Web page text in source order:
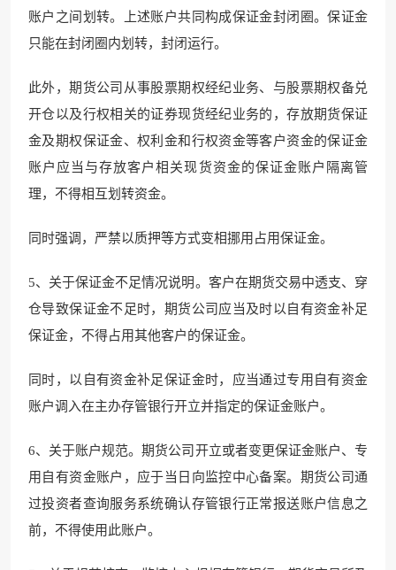
账户之间划转。上述账户共同构成保证金封闭圈。保证金
只能在封闭圈内划转，封闭运行。
此外，期货公司从事股票期权经纪业务、与股票期权备兑
开仓以及行权相关的证券现货经纪业务的，存放期货保证
金及期权保证金、权利金和行权资金等客户资金的保证金
账户应当与存放客户相关现货资金的保证金账户隔离管
理，不得相互划转资金。
同时强调，严禁以质押等方式变相挪用占用保证金。
5、关于保证金不足情况说明。客户在期货交易中透支、穿
仓导致保证金不足时，期货公司应当及时以自有资金补足
保证金，不得占用其他客户的保证金。
同时，以自有资金补足保证金时，应当通过专用自有资金
账户调入在主办存管银行开立并指定的保证金账户。
6、关于账户规范。期货公司开立或者变更保证金账户、专
用自有资金账户，应于当日向监控中心备案。期货公司通
过投资者查询服务系统确认存管银行正常报送账户信息之
前，不得使用此账户。